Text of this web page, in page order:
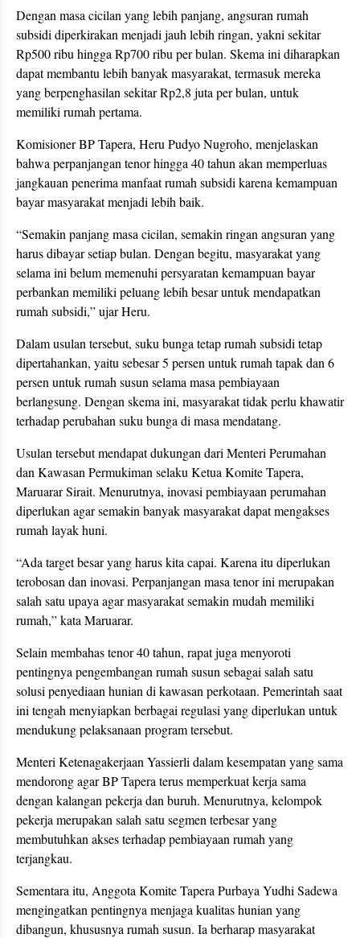
Dengan masa cicilan yang lebih panjang, angsuran rumah
subsidi diperkirakan menjadi jauh lebih ringan, yakni sekitar
Rp500 ribu hingga Rp700 ribu per bulan. Skema ini diharapkan
dapat membantu lebih banyak masyarakat, termasuk mereka
yang berpenghasilan sekitar Rp2,8 juta per bulan, untuk
memiliki rumah pertama.
Komisioner BP Tapera, Heru Pudyo Nugroho, menjelaskan
bahwa perpanjangan tenor hingga 40 tahun akan memperluas
jangkauan penerima manfaat rumah subsidi karena kemampuan
bayar masyarakat menjadi lebih baik.
“Semakin panjang masa cicilan, semakin ringan angsuran yang
harus dibayar setiap bulan. Dengan begitu, masyarakat yang
selama ini belum memenuhi persyaratan kemampuan bayar
perbankan memiliki peluang lebih besar untuk mendapatkan
rumah subsidi,” ujar Heru.
Dalam usulan tersebut, suku bunga tetap rumah subsidi tetap
dipertahankan, yaitu sebesar 5 persen untuk rumah tapak dan 6
persen untuk rumah susun selama masa pembiayaan
berlangsung. Dengan skema ini, masyarakat tidak perlu khawatir
terhadap perubahan suku bunga di masa mendatang.
Usulan tersebut mendapat dukungan dari Menteri Perumahan
dan Kawasan Permukiman selaku Ketua Komite Tapera,
Maruarar Sirait. Menurutnya, inovasi pembiayaan perumahan
diperlukan agar semakin banyak masyarakat dapat mengakses
rumah layak huni.
“Ada target besar yang harus kita capai. Karena itu diperlukan
terobosan dan inovasi. Perpanjangan masa tenor ini merupakan
salah satu upaya agar masyarakat semakin mudah memiliki
rumah,” kata Maruarar.
Selain membahas tenor 40 tahun, rapat juga menyoroti
pentingnya pengembangan rumah susun sebagai salah satu
solusi penyediaan hunian di kawasan perkotaan. Pemerintah saat
ini tengah menyiapkan berbagai regulasi yang diperlukan untuk
mendukung pelaksanaan program tersebut.
Menteri Ketenagakerjaan Yassierli dalam kesempatan yang sama
mendorong agar BP Tapera terus memperkuat kerja sama
dengan kalangan pekerja dan buruh. Menurutnya, kelompok
pekerja merupakan salah satu segmen terbesar yang
membutuhkan akses terhadap pembiayaan rumah yang
terjangkau.
Sementara itu, Anggota Komite Tapera Purbaya Yudhi Sadewa
mengingatkan pentingnya menjaga kualitas hunian yang
dibangun, khususnya rumah susun. Ia berharap masyarakat